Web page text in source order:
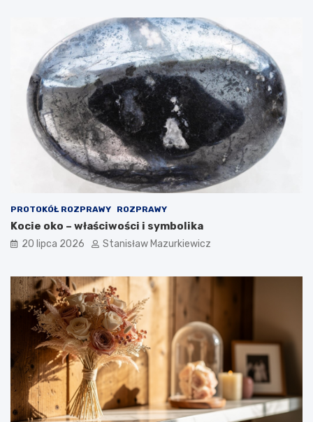
PROTOKÓŁ ROZPRAWY ROZPRAWY
Kocie oko – właściwości i symbolika
20 lipca 2026 Stanisław Mazurkiewicz